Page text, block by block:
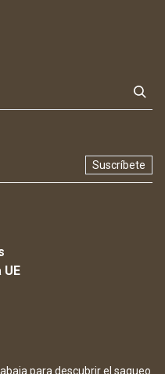
Suscríbete
para descubrir el saqueo